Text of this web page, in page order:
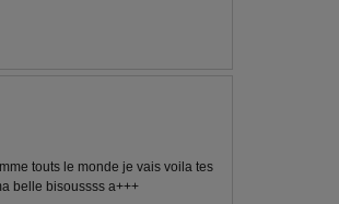
touts le monde je vais voila tes
belle bisoussss a+++